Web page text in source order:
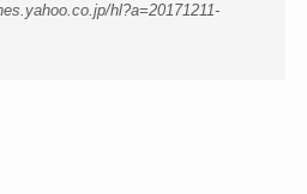
hl?a=20171211-